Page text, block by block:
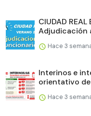
CIUDAD
Adjudicación
Hace 3
Interinos e
orientativo
Hace 3